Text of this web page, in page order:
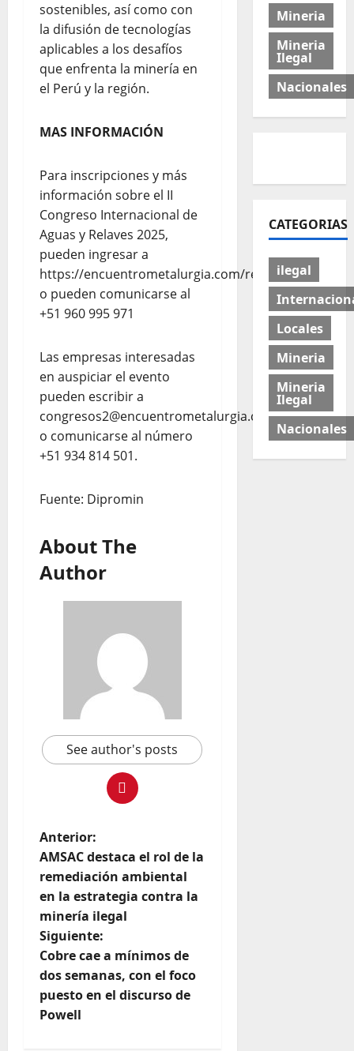
sostenibles, así como con
la difusión de tecnologías
aplicables a los desafíos
que enfrenta la minería en
el Perú y la región.
MAS INFORMACIÓN
Para inscripciones y más
información sobre el II
Congreso Internacional de
Aguas y Relaves 2025,
pueden ingresar a
https://encuentrometalurgia.com/relaves2025/
o pueden comunicarse al
+51 960 995 971
Las empresas interesadas
en auspiciar el evento
pueden escribir a
congresos2@encuentrometalurgia.com
o comunicarse al número
+51 934 814 501.
Fuente: Dipromin
About The
Author
See author's posts
Anterior:
AMSAC destaca el rol de la
remediación ambiental
en la estrategia contra la
minería ilegal
Siguiente:
Cobre cae a mínimos de
dos semanas, con el foco
puesto en el discurso de
Powell
Mineria
Mineria
Ilegal
Nacionales
CATEGORIAS
ilegal
Locales
Mineria
Mineria
Ilegal
Nacionales